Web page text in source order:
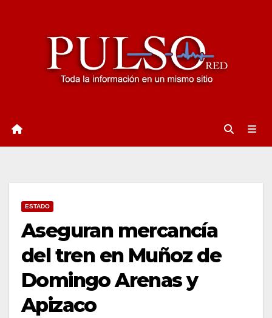
ESTADO
Aseguran mercancía
del tren en Muñoz de
Domingo Arenas y
Apizaco